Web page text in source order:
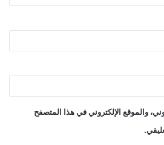
والموقع الإلكتروني في هذا المتصفح